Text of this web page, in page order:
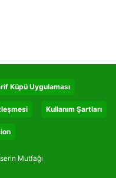
Küpü Uygulaması
Kullanım Şartları
Mutfağı